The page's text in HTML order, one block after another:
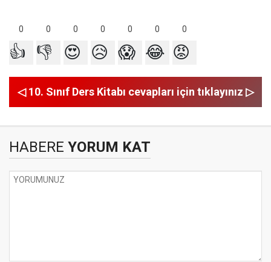
0 0 0 0 0 0 0
👍 👎 😍 😥 😱 😂 😡
◁ 10. Sınıf Ders Kitabı cevapları için tıklayınız ▷
HABERE YORUM KAT